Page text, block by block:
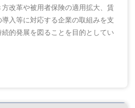
改革や被用者保険の適用拡大、賃
入等に対応する企業の取組みを支
的発展を図ることを目的としてい